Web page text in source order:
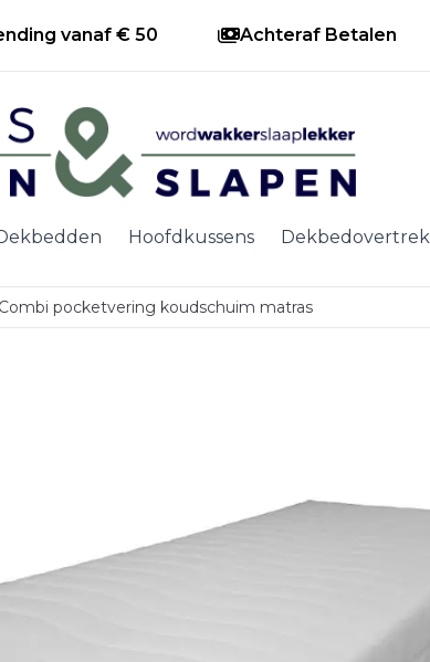
vanaf € 50 Achteraf Betalen
Hoofdkussens Dekbedovertrek
pocketvering koudschuim matras